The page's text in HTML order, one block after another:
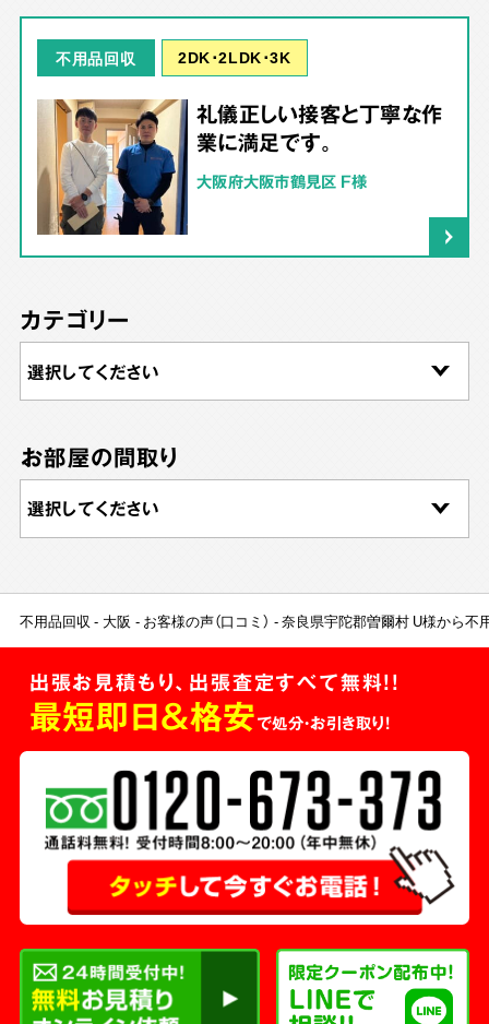
不用品回収 2DK･2LDK･3K
礼儀正しい接客と丁寧な作
業に満足です。
大阪府大阪市鶴見区 F様
カテゴリー
お部屋の間取り
不用品回収 大阪 お客様の声（口コミ） 奈良県宇陀郡曽爾村 U様から不
出張お見積もり、出張査定すべて無料!!
最短即日＆格安で処分・お引き取り！